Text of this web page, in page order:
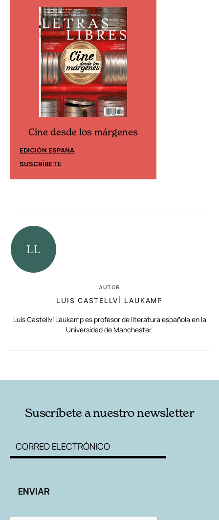
Cine desde los márgenes
EDICIÓN ESPAÑA
SUSCRÍBETE
AUTOR
LUIS CASTELLVÍ LAUKAMP
Luis Castellví Laukamp es profesor de literatura española en la
Universidad de Manchester.
Suscríbete a nuestro newsletter